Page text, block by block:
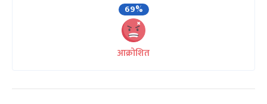
69%
आक्रोशित